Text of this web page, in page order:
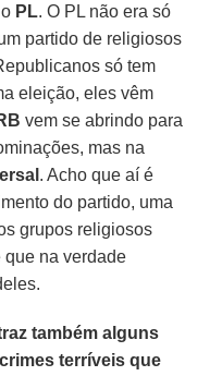
PL. O PL não era só
partido de religiosos
só tem
eleição, eles vêm
vem se abrindo para
mas na
. Acho que aí é
do partido, uma
grupos religiosos
na verdade
também alguns
terríveis que